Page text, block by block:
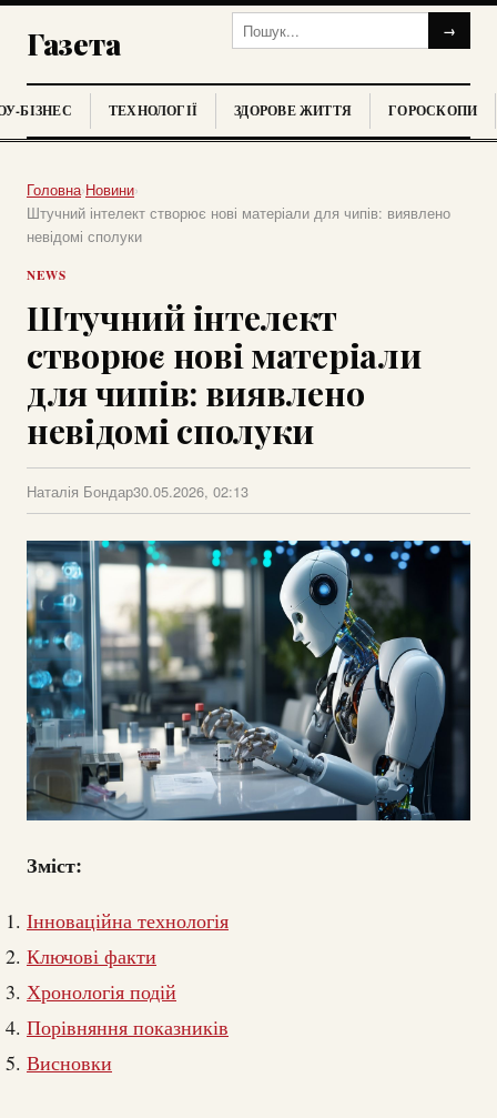
Газета →
БІЗНЕС ТЕХНОЛОГІЇ ЗДОРОВЕ ЖИТТЯ ГОРОСКОПИ
Головна›Новини›
Штучний інтелект створює нові матеріали для чипів: виявлено
невідомі сполуки
NEWS
Штучний інтелект
створює нові матеріали
для чипів: виявлено
невідомі сполуки
Наталія Бондар30.05.2026, 02:13
Зміст:
Інноваційна технологія
Ключові факти
Хронологія подій
Порівняння показників
Висновки